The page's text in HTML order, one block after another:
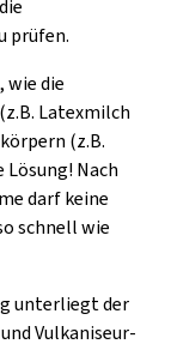
prüfen.
wie die
Latexmilch
(z.B.
Nach
darf keine
schnell wie
unterliegt der
Vulkaniseur-